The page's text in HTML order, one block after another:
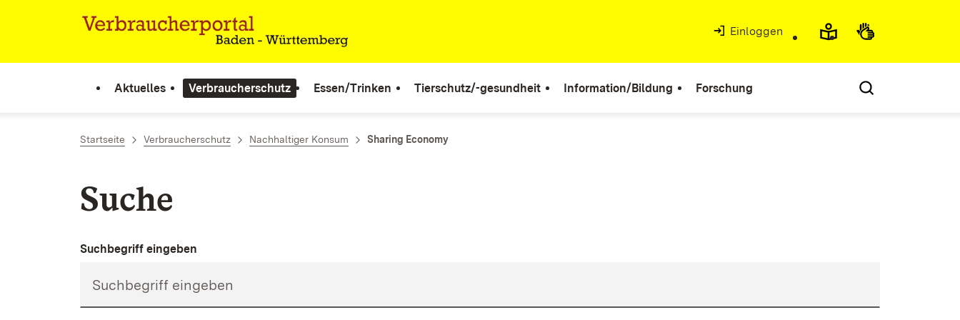
Zum Inhalt springen
Einloggen
Aktuelles Verbraucherschutz Essen/Trinken Tierschutz/-gesundheit Information/Bildung Forschung
Startseite Verbraucherschutz Nachhaltiger Konsum Sharing Economy
Suche
Suchbegriff eingeben